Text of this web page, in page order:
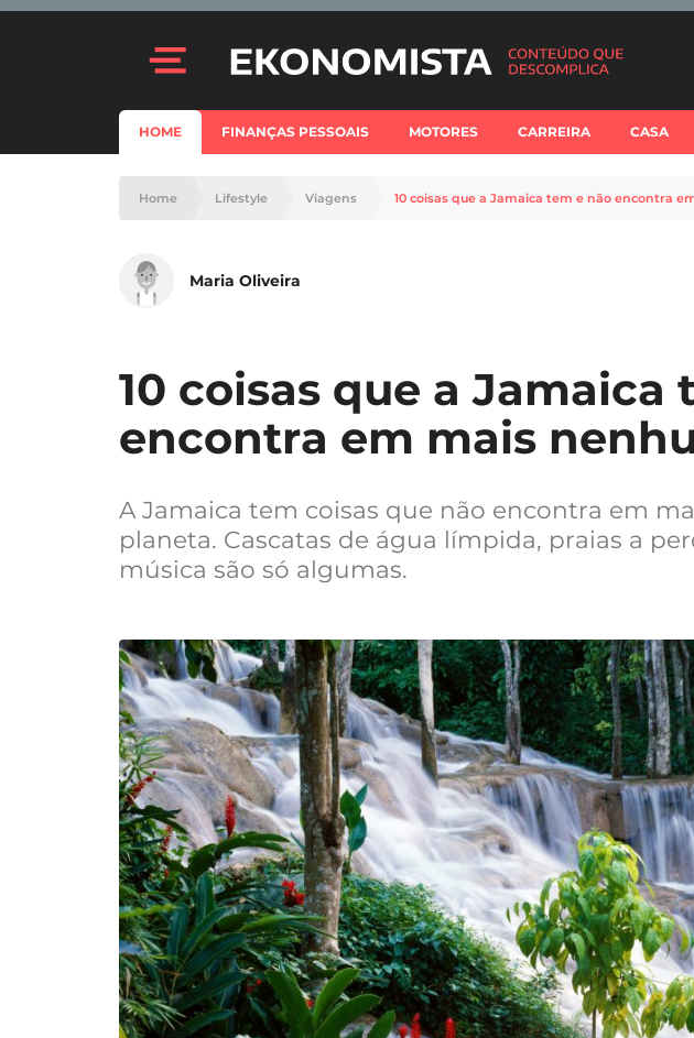
HOME FINANÇAS PESSOAIS MOTORES CARREIRA CASA
Home Lifestyle Viagens 10 coisas que a Jamaica tem e não encontra
Maria Oliveira
10 coisas que a Jamaica
encontra em mais
A Jamaica tem coisas que não encontra em
planeta. Cascatas de água límpida, praias a
música são só algumas.